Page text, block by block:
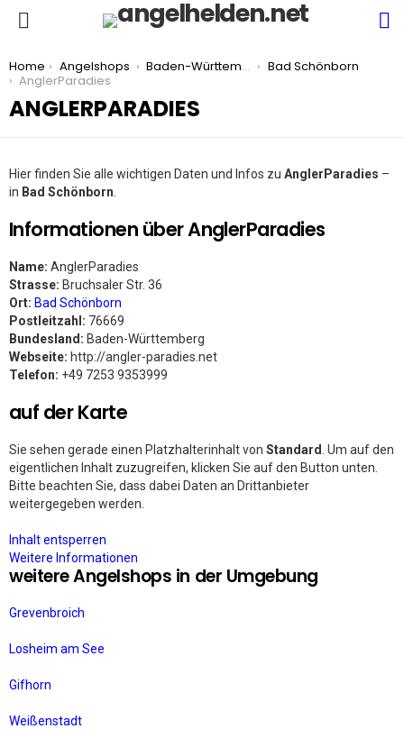
You are here:
Home Angelshops Baden-Württemberg
Bad Schönborn
AnglerParadies
ANGLERPARADIES
Hier finden Sie alle wichtigen Daten und Infos zu AnglerParadies –
in Bad Schönborn
Informationen über AnglerParadies
Name: AnglerParadies
Strasse: Bruchsaler Str. 36
Ort: Bad Schönborn
Postleitzahl: 76669
Bundesland: Baden-Württemberg
Webseite: http://angler-paradies.net
Telefon: +49 7253 9353999
auf der Karte
Sie sehen gerade einen Platzhalterinhalt von Standard . Um auf den
eigentlichen Inhalt zuzugreifen, klicken Sie auf den Button unten.
Bitte beachten Sie, dass dabei Daten an Drittanbieter
weitergegeben werden.
Inhalt entsperren
Weitere Informationen
weitere Angelshops in der Umgebung
Grevenbroich
Losheim am See
Gifhorn
Weißenstadt